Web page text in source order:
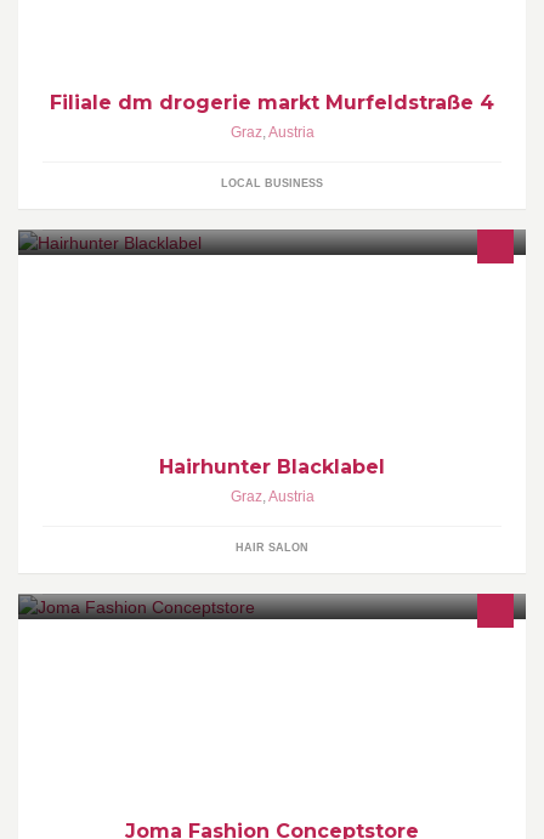
Filiale dm drogerie markt Murfeldstraße 4
Graz,Austria
LOCAL BUSINESS
Hairhunter Blacklabel
Graz,Austria
HAIR SALON
Joma Fashion Conceptstore